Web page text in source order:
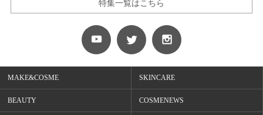
特集一覧はこちら
MAKE&COSME SKINCARE
BEAUTY COSMENEWS